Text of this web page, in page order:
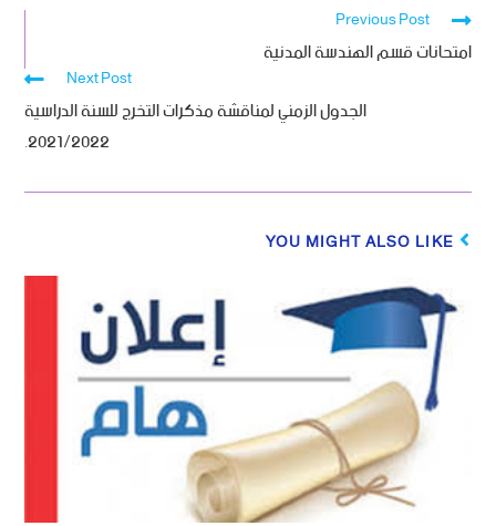
Previous Post
امتحانات قسم الهندسة المدنية
Next Post
الجدول الزمني لمناقشة مذكرات التخرج للسنة الدراسية
2021/2022.
YOU MIGHT ALSO LIKE